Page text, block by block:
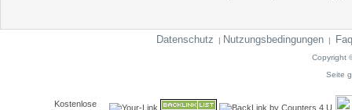
Datenschutz | Nutzungsbedingungen| Faq
Copyright
Seite